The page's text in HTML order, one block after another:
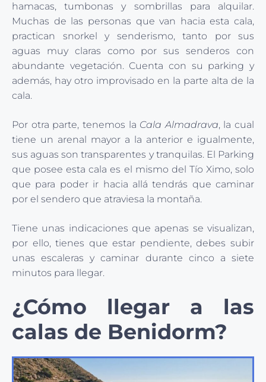
hamacas, tumbonas y sombrillas para alquilar.
Muchas de las personas que van hacia esta cala,
practican snorkel y senderismo, tanto por sus
aguas muy claras como por sus senderos con
abundante vegetación. Cuenta con su parking y
además, hay otro improvisado en la parte alta de la
cala.
Por otra parte, tenemos la Cala Almadrava, la cual
tiene un arenal mayor a la anterior e igualmente,
sus aguas son transparentes y tranquilas. El Parking
que posee esta cala es el mismo del Tío Ximo, solo
que para poder ir hacia allá tendrás que caminar
por el sendero que atraviesa la montaña.
Tiene unas indicaciones que apenas se visualizan,
por ello, tienes que estar pendiente, debes subir
unas escaleras y caminar durante cinco a siete
minutos para llegar.
¿Cómo llegar a las
calas de Benidorm?